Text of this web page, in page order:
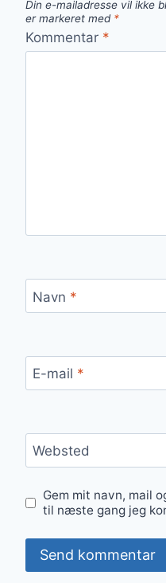
Din e-mailadresse vil ikke
er markeret med *
Kommentar *
Navn *
E-mail *
Websted
Gem mit navn, mail
til næste gang jeg